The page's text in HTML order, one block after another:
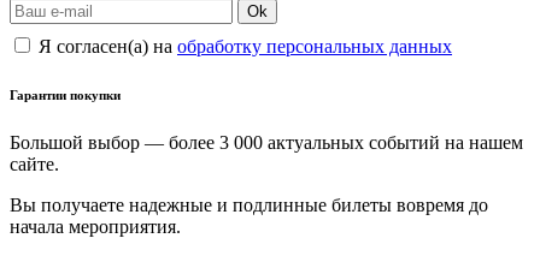
Ok
Я согласен(а) на обработку персональных данных
Гарантии покупки
Большой выбор — более 3 000 актуальных событий на нашем
сайте.
Вы получаете надежные и подлинные билеты вовремя до
начала мероприятия.